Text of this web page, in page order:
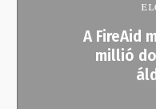
A FireAid
millió